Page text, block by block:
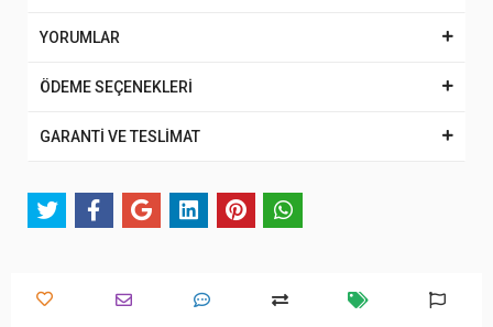
YORUMLAR
ÖDEME SEÇENEKLERİ
GARANTİ VE TESLİMAT